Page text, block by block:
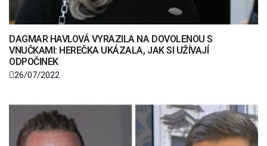
DAGMAR HAVLOVÁ VYRAZILA NA DOVOLENOU S
VNUČKAMI: HEREČKA UKÁZALA, JAK SI UŽÍVAJÍ
ODPOČINEK
26/07/2022